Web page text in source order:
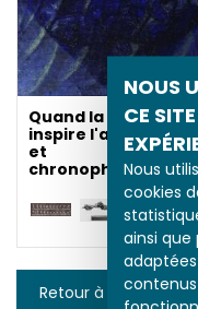
NOUS
CE
Nous
cookies
ainsi que
Quand la science
inspire l'art :
et
Retour à la liste